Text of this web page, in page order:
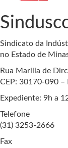
Sindicato da
no Estado de
Rua Marilia de
CEP: 30170-090
Expediente: 9h a
Telefone
(31) 3253-2666
Fax